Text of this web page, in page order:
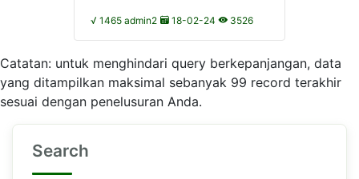
√ 1465 admin2 18-02-24 3526
Catatan: untuk menghindari query berkepanjangan, data
yang ditampilkan maksimal sebanyak 99 record terakhir
sesuai dengan penelusuran Anda.
Search